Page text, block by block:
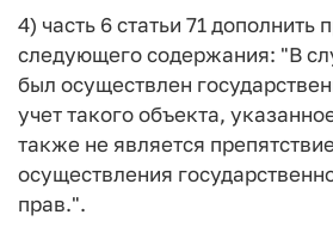
4) часть 6 статьи 71
следующего содержания: "В
был осуществлен
учет такого объекта,
также не является
осуществления
прав.".